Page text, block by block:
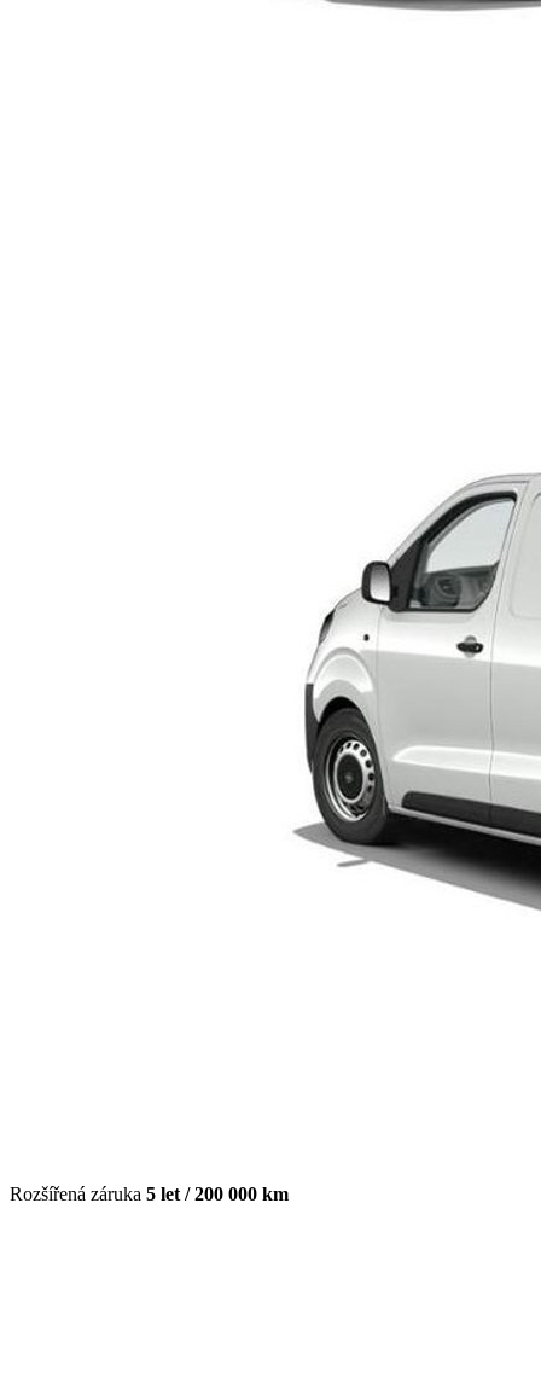
Rozšířená záruka 5 let / 200 000 km